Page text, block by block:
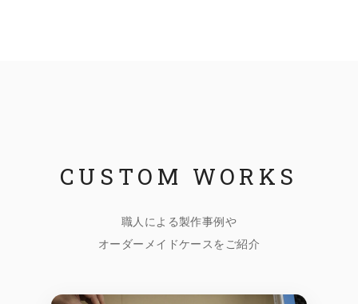
CUSTOM WORKS
職人による製作事例や
オーダーメイドケースをご紹介